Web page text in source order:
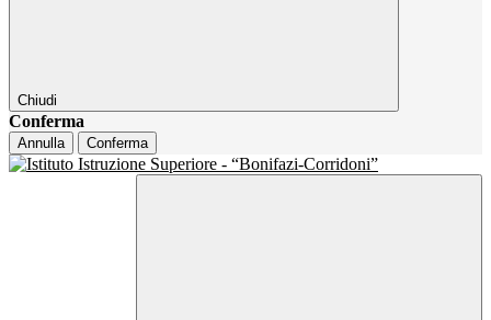
Chiudi
Conferma
Annulla Conferma